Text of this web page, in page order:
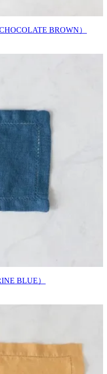
BROWN）
BLUE）